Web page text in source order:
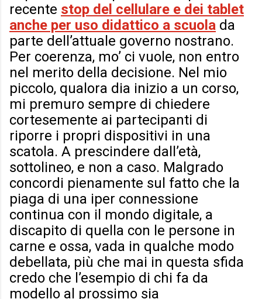
recente stop del cellulare e dei tablet
anche per uso didattico a scuola da
parte dell’attuale governo nostrano.
Per coerenza, mo’ ci vuole, non entro
nel merito della decisione. Nel mio
piccolo, qualora dia inizio a un corso,
mi premuro sempre di chiedere
cortesemente ai partecipanti di
riporre i propri dispositivi in una
scatola. A prescindere dall’età,
sottolineo, e non a caso. Malgrado
concordi pienamente sul fatto che la
piaga di una iper connessione
continua con il mondo digitale, a
discapito di quella con le persone in
carne e ossa, vada in qualche modo
debellata, più che mai in questa sfida
credo che l’esempio di chi fa da
modello al prossimo sia